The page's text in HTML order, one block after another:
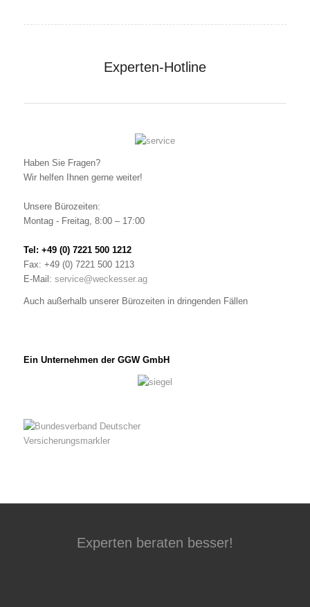
Experten-Hotline
Haben Sie Fragen?
Wir helfen Ihnen gerne weiter!
Unsere Bürozeiten:
Montag - Freitag, 8:00 – 17:00
Tel: +49 (0) 7221 500 1212
Fax: +49 (0) 7221 500 1213
E-Mail: service@weckesser.ag
Auch außerhalb unserer Bürozeiten in dringenden Fällen
Ein Unternehmen der GGW GmbH
Experten beraten besser!